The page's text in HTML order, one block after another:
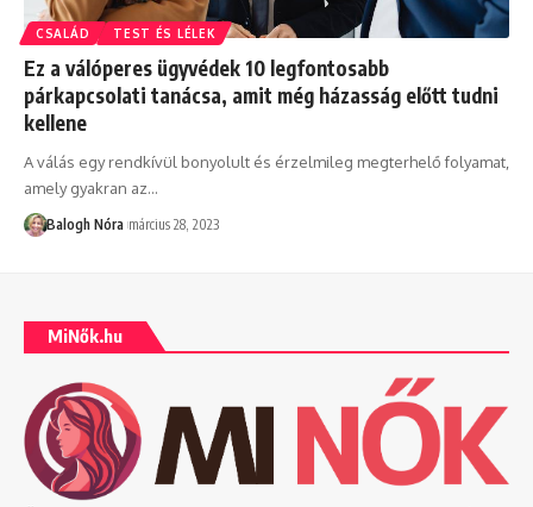
CSALÁD TEST ÉS LÉLEK
Ez a válóperes ügyvédek 10 legfontosabb
párkapcsolati tanácsa, amit még házasság előtt tudni
kellene
A válás egy rendkívül bonyolult és érzelmileg megterhelő folyamat,
amely gyakran az…
Balogh Nóra március 28, 2023
MiNők.hu